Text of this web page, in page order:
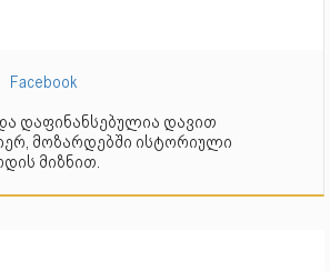
Facebook
დაფინანსებულია დავით
მოზარდებში ისტორიული
მიზნით.